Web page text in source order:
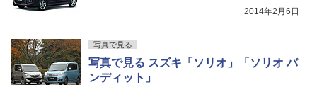
2014年2月6日
写真で見る
写真で見る スズキ「ソリオ」「ソリオ バ
ンディット」